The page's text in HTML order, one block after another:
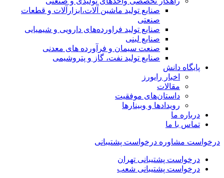
صنایع توليد ماشين آلات،ابزارآلات و قطعات
صنعتی
صنایع تولید فراورده‌های دارویی و شیمیایی
صنایع لبنی
صنعت سیمان و فرآورده های معدنی
صنایع تولید نفت، گاز و پتروشيمی
پایگاه دانش
اخبار رایورز
مقالات
داستان‌های موفقیت
رویدادها و وبینارها
درباره ما
تماس با ما
درخواست مشاوره درخواست پشتیبانی
درخواست پشتیبانی تهران
درخواست پشتیبانی شعب